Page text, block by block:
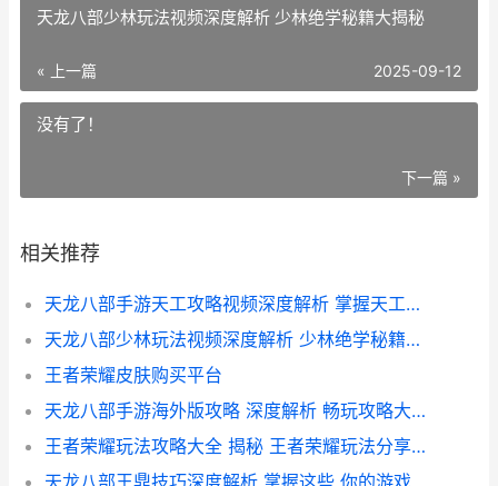
天龙八部少林玩法视频深度解析 少林绝学秘籍大揭秘
« 上一篇 2025-09-12
没有了！
下一篇 »
相关推荐
天龙八部手游天工攻略视频深度解析 掌握天工技能 提升战力攻略全揭秘
天龙八部少林玩法视频深度解析 少林绝学秘籍大揭秘
王者荣耀皮肤购买平台
天龙八部手游海外版攻略 深度解析 畅玩攻略大揭秘
王者荣耀玩法攻略大全 揭秘 王者荣耀玩法分享在哪 助你畅游峡谷